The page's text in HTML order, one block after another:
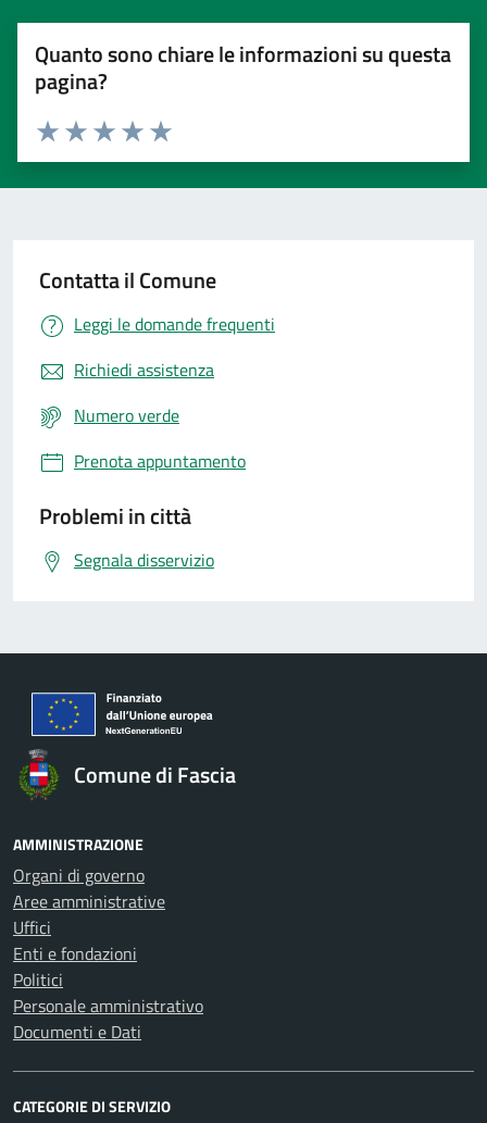
Quanto sono chiare le informazioni su questa
pagina?
Valuta 5 stelle su 5
Valuta 4 stelle su 5
Valuta 3 stelle su 5
Valuta 2 stelle su 5
Valuta 1 stelle su 5
Contatta il Comune
Leggi le domande frequenti
Richiedi assistenza
Numero verde
Prenota appuntamento
Problemi in città
Segnala disservizio
Comune di Fascia
AMMINISTRAZIONE
Organi di governo
Aree amministrative
Uffici
Enti e fondazioni
Politici
Personale amministrativo
Documenti e Dati
CATEGORIE DI SERVIZIO